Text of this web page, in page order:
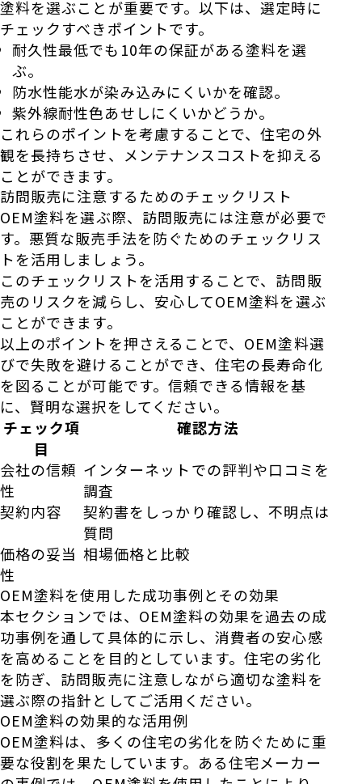
塗料を選ぶことが重要です。以下は、選定時に
チェックすべきポイントです。
耐久性最低でも10年の保証がある塗料を選
ぶ。
防水性能水が染み込みにくいかを確認。
紫外線耐性色あせしにくいかどうか。
これらのポイントを考慮することで、住宅の外
観を長持ちさせ、メンテナンスコストを抑える
ことができます。
訪問販売に注意するためのチェックリスト
OEM塗料を選ぶ際、訪問販売には注意が必要で
す。悪質な販売手法を防ぐためのチェックリス
トを活用しましょう。
このチェックリストを活用することで、訪問販
売のリスクを減らし、安心してOEM塗料を選ぶ
ことができます。
以上のポイントを押さえることで、OEM塗料選
びで失敗を避けることができ、住宅の長寿命化
を図ることが可能です。信頼できる情報を基
に、賢明な選択をしてください。
チェック項
目
確認方法
会社の信頼
性
インターネットでの評判や口コミを
調査
契約内容
契約書をしっかり確認し、不明点は
質問
価格の妥当
性
相場価格と比較
OEM塗料を使用した成功事例とその効果
本セクションでは、OEM塗料の効果を過去の成
功事例を通して具体的に示し、消費者の安心感
を高めることを目的としています。住宅の劣化
を防ぎ、訪問販売に注意しながら適切な塗料を
選ぶ際の指針としてご活用ください。
OEM塗料の効果的な活用例
OEM塗料は、多くの住宅の劣化を防ぐために重
要な役割を果たしています。ある住宅メーカー